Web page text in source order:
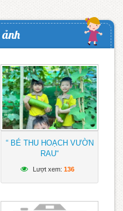
ảnh
“ BÉ THU HOẠCH VƯỜN
RAU“
Lượt xem: 136